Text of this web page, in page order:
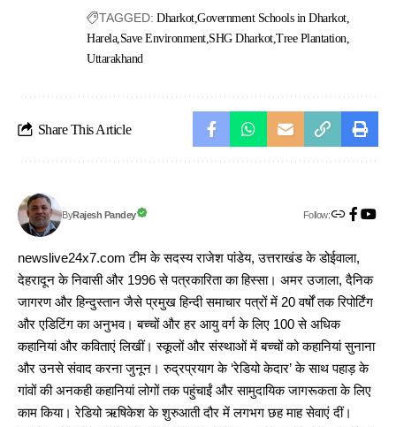
TAGGED: Dharkot Government Schools in Dharkot
Harela Save Environment SHG Dharkot Tree Plantation
Uttarakhand
Share This Article
ByRajesh Pandey Follow:
newslive24x7.com टीम के सदस्य राजेश पांडेय, उत्तराखंड के डोईवाला,
देहरादून के निवासी और 1996 से पत्रकारिता का हिस्सा। अमर उजाला, दैनिक
जागरण और हिन्दुस्तान जैसे प्रमुख हिन्दी समाचार पत्रों में 20 वर्षों तक रिपोर्टिंग
और एडिटिंग का अनुभव। बच्चों और हर आयु वर्ग के लिए 100 से अधिक
कहानियां और कविताएं लिखीं। स्कूलों और संस्थाओं में बच्चों को कहानियां सुनाना
और उनसे संवाद करना जुनून। रुद्रप्रयाग के ‘रेडियो केदार’ के साथ पहाड़ के
गांवों की अनकही कहानियां लोगों तक पहुंचाईं और सामुदायिक जागरूकता के लिए
काम किया। रेडियो ऋषिकेश के शुरुआती दौर में लगभग छह माह सेवाएं दीं।